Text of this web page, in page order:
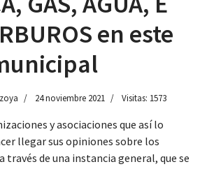
en este
24 noviembre 2021 Visitas: 1573
y asociaciones que así lo
llegar sus opiniones sobre los
través de una instancia general, que se